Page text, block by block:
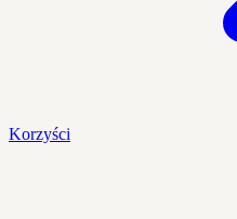
Korzyści